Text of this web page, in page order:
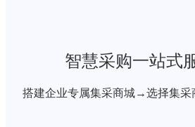
智慧采购一站式
搭建企业专属集采商城→选择集采